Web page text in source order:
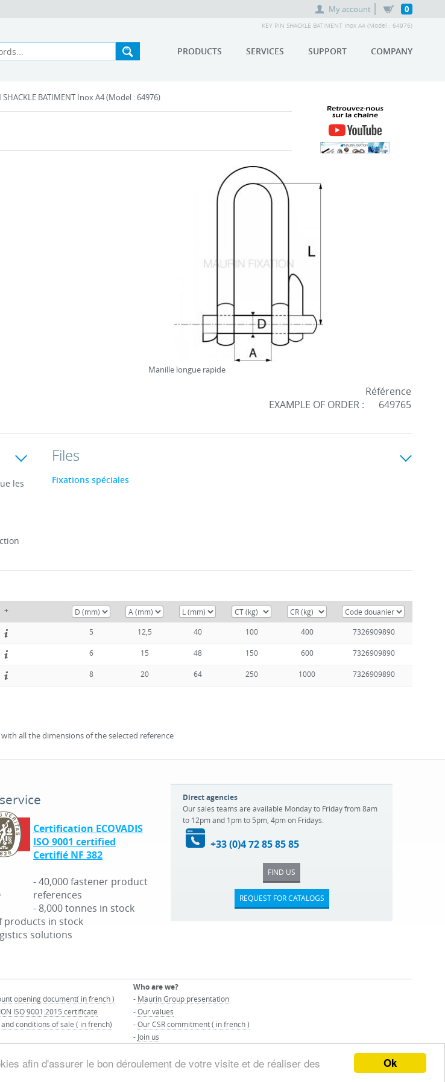
Ok
afin d'assurer le bon déroulement de votre visite et de réaliser des
My account 0
KEY PIN SHACKLE BATIMENT Inox A4 (Model : 64976)
PRODUCTS SERVICES SUPPORT COMPANY
SHACKLE BATIMENT Inox A4 (Model : 64976)
Manille longue rapide
EXAMPLE OF ORDER :
Référence
649765
les
Files
Fixations spéciales
+
5 12,5 40 100 400 7326909890
6 15 48 150 600 7326909890
8 20 64 250 1000 7326909890
all the dimensions of the selected reference
Certification ECOVADIS
ISO 9001 certified
Certifié NF 382
- 40,000 fastener product
references
- 8,000 tonnes in stock
products in stock
solutions
Direct agencies
Our sales teams are available Monday to Friday from 8am
to 12pm and 1pm to 5pm, 4pm on Fridays.
+33 (0)4 72 85 85 85
FIND US
REQUEST FOR CATALOGS
opening document( in french )
ISO 9001:2015 certificate
conditions of sale ( in french)
Who are we?
- Maurin Group presentation
-Our values
-Our CSR commitment ( in french )
- Join us
GROUP - All right reserved